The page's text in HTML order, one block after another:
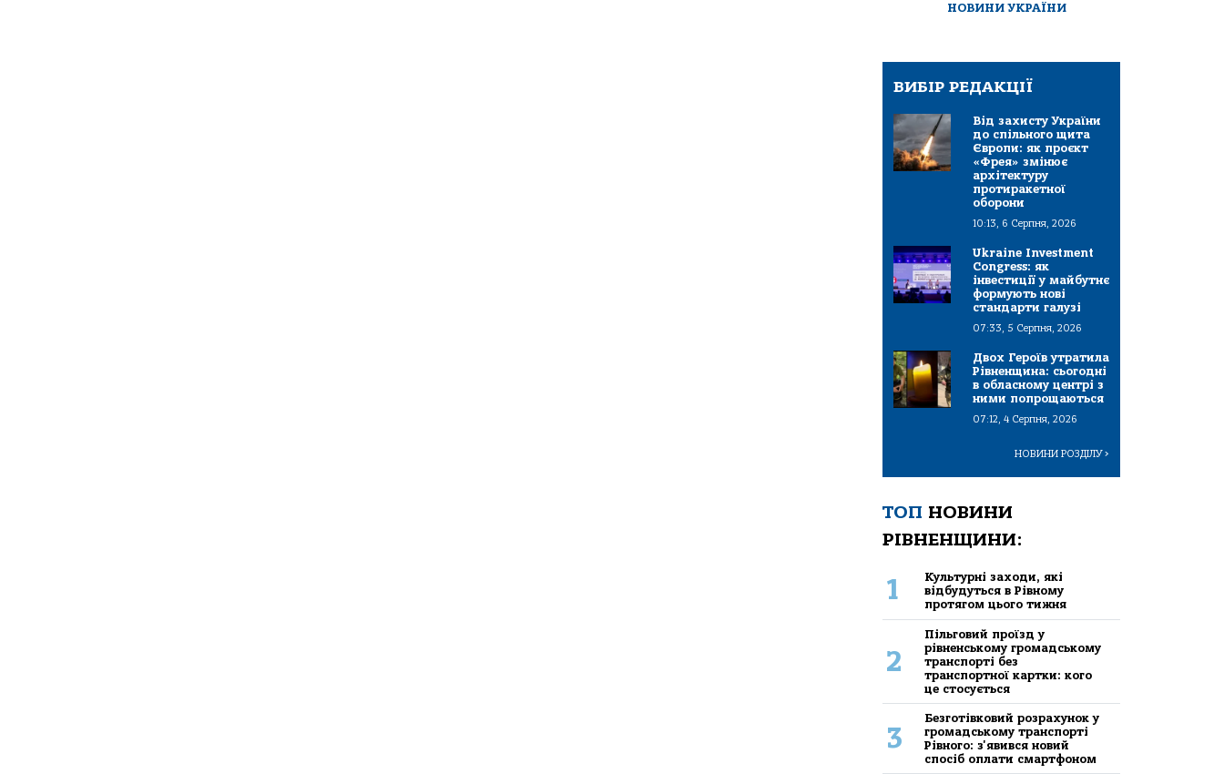
НОВИНИ УКРАЇНИ
ВИБІР РЕДАКЦІЇ
Від захисту України
до спільного щита
Європи: як проєкт
«Фрея» змінює
архітектуру
протиракетної
оборони
10:13, 6 Серпня, 2026
Ukraine Investment
Congress: як
інвестиції у майбутнє
формують нові
стандарти галузі
07:33, 5 Серпня, 2026
Двох Героїв утратила
Рівненщина: сьогодні
в обласному центрі з
ними попрощаються
07:12, 4 Серпня, 2026
НОВИНИ РОЗДІЛУ>
ТОП НОВИНИ
РІВНЕНЩИНИ:
1
Культурні заходи, які
відбудуться в Рівному
протягом цього тижня
2
Пільговий проїзд у
рівненському громадському
транспорті без
транспортної картки: кого
це стосується
3
Безготівковий розрахунок у
громадському транспорті
Рівного: з'явився новий
спосіб оплати смартфоном